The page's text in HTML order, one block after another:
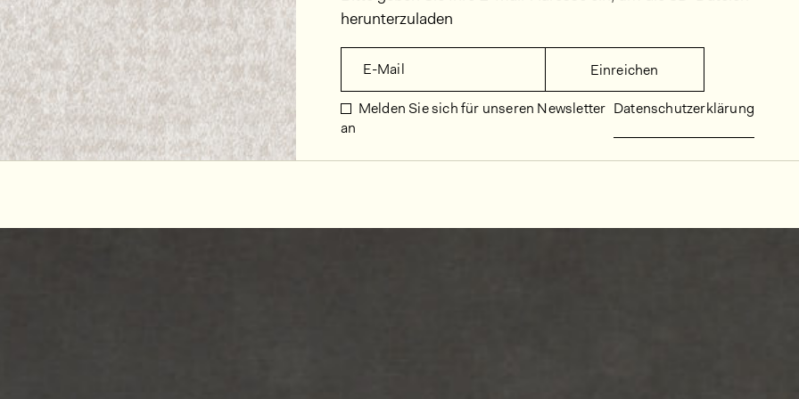
herunterzuladen
E-Mail Einreichen
Melden Sie sich für unseren Newsletter
an
Datenschutzerklärung